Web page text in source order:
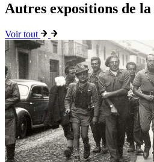
Autres expositions de
Voir tout